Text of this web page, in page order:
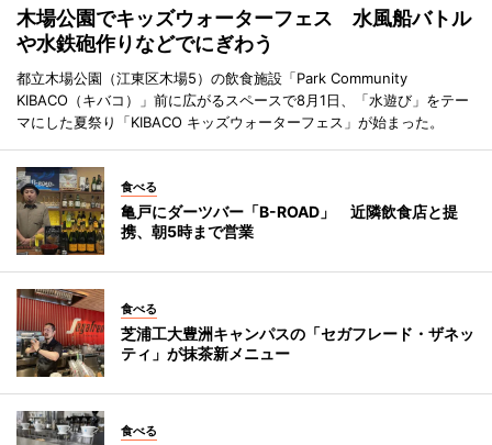
木場公園でキッズウォーターフェス 水風船バトル
や水鉄砲作りなどでにぎわう
都立木場公園（江東区木場5）の飲食施設「Park Community
KIBACO（キバコ）」前に広がるスペースで8月1日、「水遊び」をテー
マにした夏祭り「KIBACO キッズウォーターフェス」が始まった。
食べる
亀戸にダーツバー「B-ROAD」 近隣飲食店と提
携、朝5時まで営業
食べる
芝浦工大豊洲キャンパスの「セガフレード・ザネッ
ティ」が抹茶新メニュー
食べる